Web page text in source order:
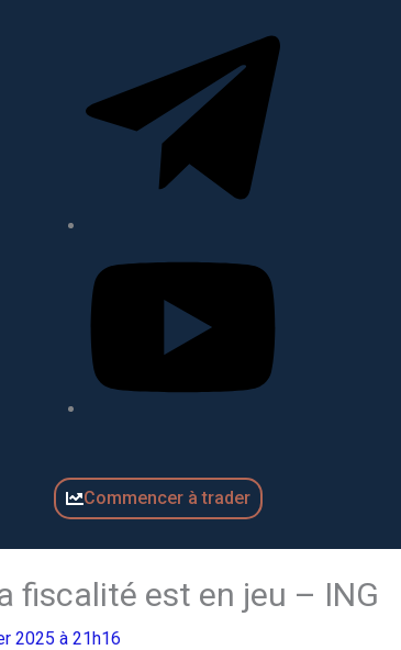
Commencer à trader
fiscalité est en jeu – ING
2025 à 21h16